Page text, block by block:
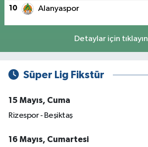
10 Alanyaspor
Detaylar için tıklayın
Süper Lig Fikstür
15 Mayıs, Cuma
Rizespor - Beşiktaş
16 Mayıs, Cumartesi